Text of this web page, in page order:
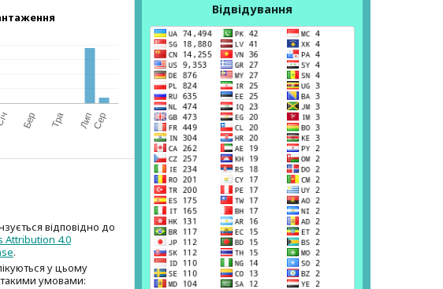
відповідно до
Attribution 4.0
.
у цьому
такими умовами:
Відвідування